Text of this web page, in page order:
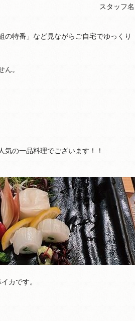
スタッフ名
特番」など見ながらご自宅でゆっくり
ん。
の一品料理でございます！！
カです。